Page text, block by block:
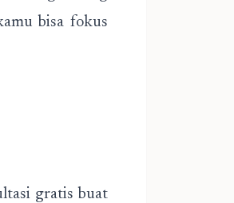
bisa fokus
gratis buat